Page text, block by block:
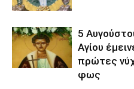
5
Αγίου
πρώτες
φως